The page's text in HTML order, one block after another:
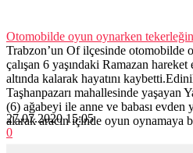
Otomobilde oyun oynarken tekerleğin
Trabzon’un Of ilçesinde otomobilde
çalışan 6 yaşındaki Ramazan
altında kalarak hayatını
Taşhanpazarı mahallesinde yaşayan
(6) ağabeyi ile anne ve babası evden
alarak aracın içinde oyun oynamaya
27.07.2020 15:05
0